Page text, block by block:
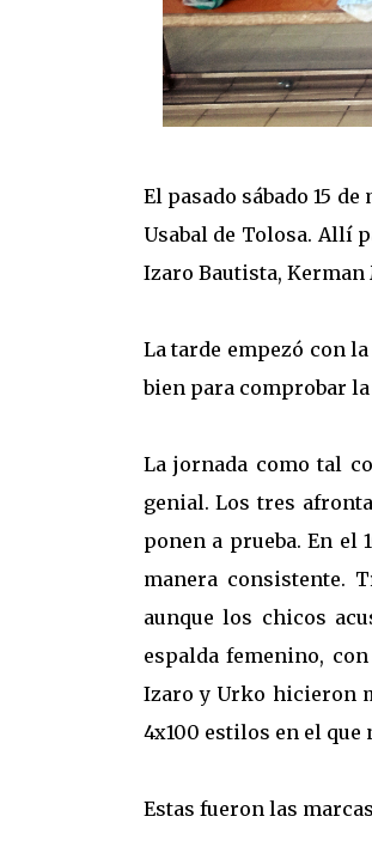
El pasado sábado 15
Usabal de Tolosa. Allí
Izaro Bautista,
La tarde empezó con
bien para comprobar
La jornada como tal
genial. Los tres
ponen a prueba. En el
manera consistente.
aunque los chicos
espalda femenino,
Izaro y Urko hicieron
4x100 estilos en el que
Estas fueron las